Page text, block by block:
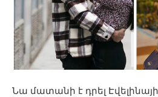
Նա մատանի է դրել